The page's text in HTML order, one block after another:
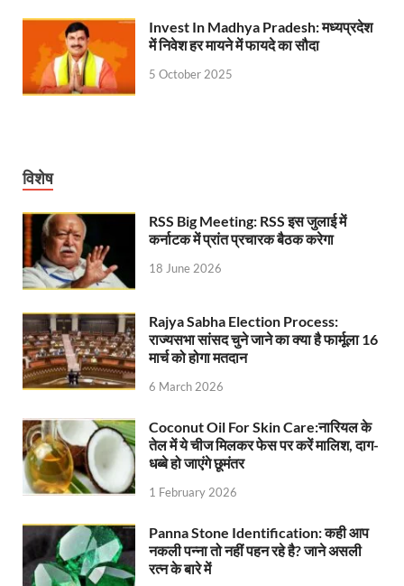
Nainital Winter Carnival: मुख्यमंत्री पुष्कर सिंह धामी ने
Railway West Bengal Project: भारतीय रेलवे ने
UP Rain Basera: योगी सरकार यात्रियों की सुरक्षा के
Nidhi Yojana: उत्तर प्रदेश में महिला उद्यमिता को मिला
CM Yogi meets Sify Chairman Raju Vegesna:
Nitin Nabin Bihar Visit: बिहार दौरे पर रहेंगे बीजेपी के
UP Vidhan Sabha Budget: योगी सरकार ने
UP Vidhan Sabha:देश में दो नमूने हैं, जब कोई चर्चा
FCI News: पहली बार फूड कॉर्पोरेशन ऑफ इंडिया (FCI)
Shakti Sadan Yojana: संकटग्रस्त महिलाओं के लिए
Invest In Madhya Pradesh: मध्यप्रदेश
में निवेश हर मायने में फायदे का सौदा
5 October 2025
विशेष
RSS Big Meeting: RSS इस जुलाई में
कर्नाटक में प्रांत प्रचारक बैठक करेगा
18 June 2026
Rajya Sabha Election Process:
राज्यसभा सांसद चुने जाने का क्या है फार्मूला 16
मार्च को होगा मतदान
6 March 2026
Coconut Oil For Skin Care:नारियल के
तेल में ये चीज मिलकर फेस पर करें मालिश, दाग-
धब्बे हो जाएंगे छूमंतर
1 February 2026
Panna Stone Identification: कही आप
नकली पन्ना तो नहीं पहन रहे है? जाने असली
रत्न के बारे में